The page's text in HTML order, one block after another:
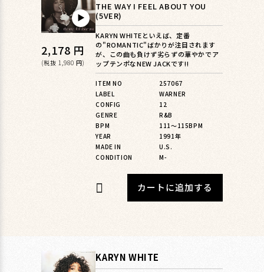
▶︎
通
常
2,178 円
(税抜 1,980 円)
THE WAY I FEEL ABOUT YOU
(5VER)
KARYN WHITEといえば、定番
の"ROMANTIC"ばかりが注目されます
が、この曲も負けず劣らずの華やかでア
ップテンポなNEW JACKです!!
ITEM NO
257067
LABEL
WARNER
CONFIG
12
GENRE
R&B
BPM
111〜115BPM
YEAR
1991年
MADE IN
U.S.
CONDITION
M-
カートに追加する
KARYN WHITE